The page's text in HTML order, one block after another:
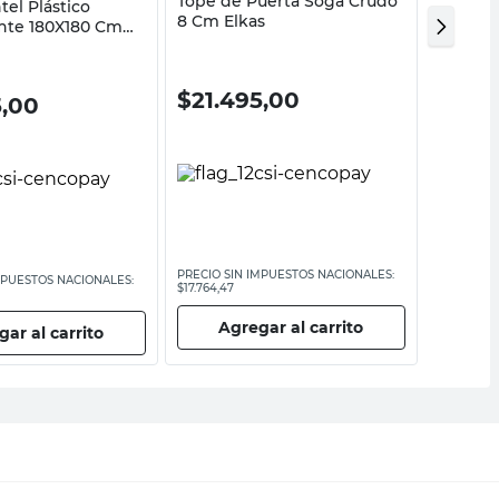
Plástico
180X180 Cm
NACIONALES:
al carrito
8 Cm Elkas
$21.495,00
PRECIO SIN IMPUESTOS NACIONALES:
$17.764,47
Agregar al carrito